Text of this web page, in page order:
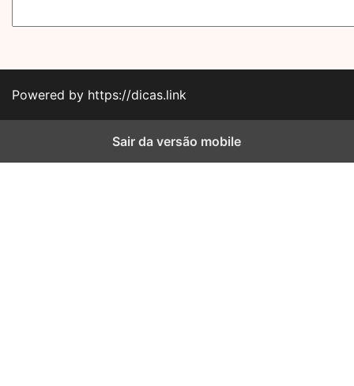
Powered by https://dicas.link
Sair da versão mobile